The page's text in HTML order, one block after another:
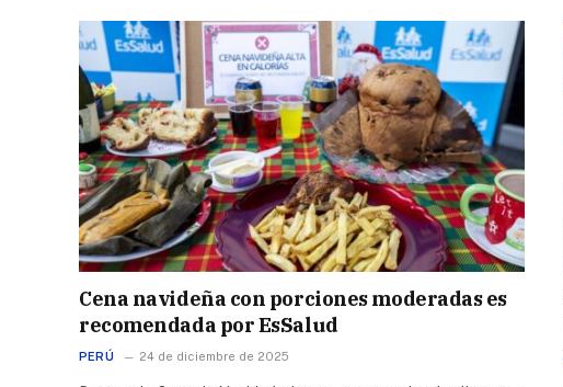
Cena navideña con porciones moderadas es
recomendada por EsSalud
PERÚ 24 de diciembre de 2025